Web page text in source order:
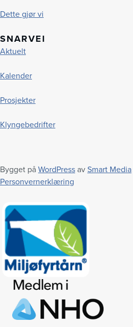
Dette gjør vi
SNARVEI
Aktuelt
Kalender
Prosjekter
Klyngebedrifter
Bygget på WordPress av Smart Media
Personvernerklæring